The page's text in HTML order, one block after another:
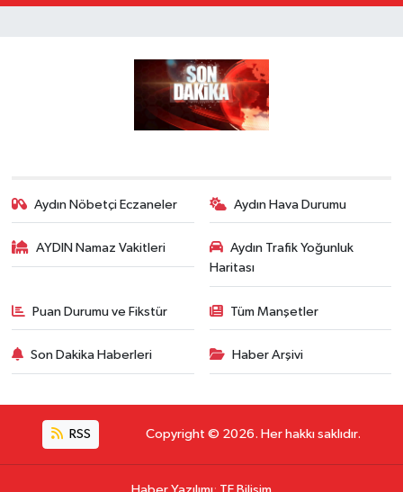
Aydın Nöbetçi Eczaneler Aydın Hava Durumu
AYDIN Namaz Vakitleri
Aydın Trafik Yoğunluk
Haritası
Puan Durumu ve Fikstür Tüm Manşetler
Son Dakika Haberleri Haber Arşivi
RSS Copyright © 2026. Her hakkı saklıdır.